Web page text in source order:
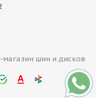
шин и дисков